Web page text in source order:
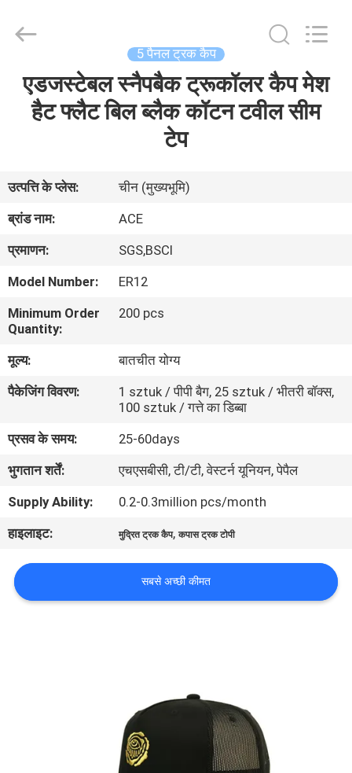
घर
हमारे
बारे
में
कारखाना
भ्रमण
गुणवत्ता
नियंत्रण
संपर्क
करें
समाचार
मामलों
Manufacturing
Reserved.
5 पैनल ट्रक कैप
एडजस्टेबल स्नैपबैक ट्रूकॉलर कैप मेश
हैट फ्लैट बिल ब्लैक कॉटन टवील सीम
टेप
उत्पत्ति के प्लेस:
चीन (मुख्यभूमि)
ब्रांड नाम:
ACE
प्रमाणन:
SGS,BSCI
Model Number:
ER12
Minimum Order
Quantity:
200 pcs
मूल्य:
बातचीत योग्य
पैकेजिंग विवरण:
1 sztuk / पीपी बैग, 25 sztuk / भीतरी बॉक्स,
100 sztuk / गत्ते का डिब्बा
प्रसव के समय:
25-60days
भुगतान शर्तें:
एचएसबीसी, टी/टी, वेस्टर्न यूनियन, पेपैल
Supply Ability:
0.2-0.3million pcs/month
हाइलाइट:
मुद्रित ट्रक कैप,कपास ट्रक टोपी
सबसे अच्छी कीमत